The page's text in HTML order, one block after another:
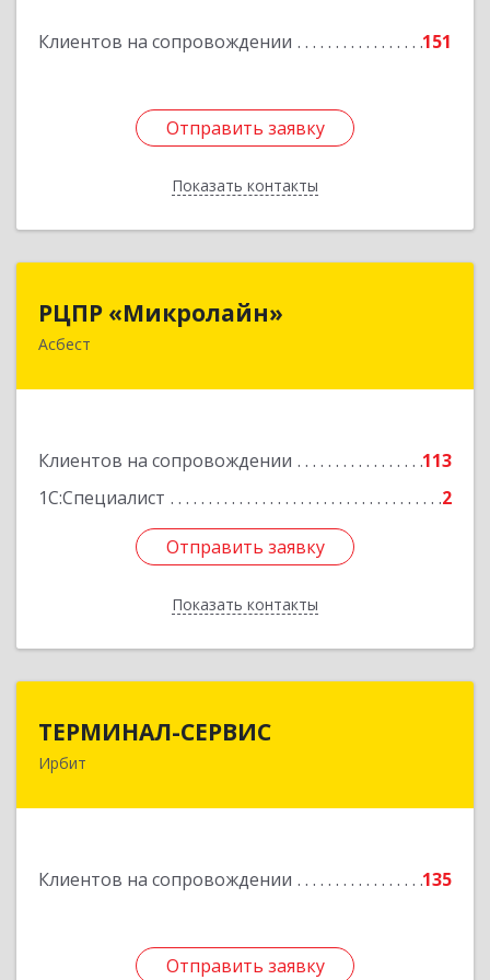
Клиентов на сопровождении 151
Отправить заявку
Показать контакты
Отправить заявку
Назад
РЦПР «Микролайн»
Асбест
Клиентов на сопровождении
113
1С:Специалист
2
Отправить заявку
Показать контакты
РЦПР «Микролайн»
624272, Свердловская обл, Асбест г, имени В.И.
Отправить заявку
Назад
ТЕРМИНАЛ-СЕРВИС
Ирбит
Клиентов на сопровождении 135
Отправить заявку
Отправить заявку